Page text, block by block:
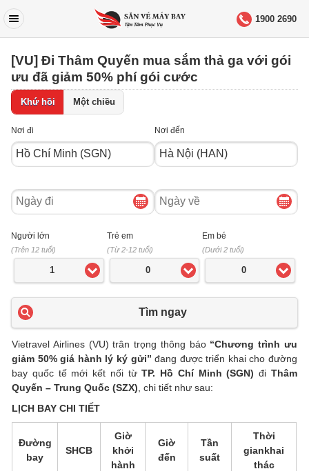
1900 2690
[VU] Đi Thâm Quyến mua sắm thả ga với gói
ưu đã giảm 50% phí gói cước
Khứ hồi Một chiều
Nơi đi Nơi đến
Ngày
đi
Ngày
về
Người lớn
(Trên 12 tuổi)
1
Trẻ em
(Từ 2-12 tuổi)
0
Em bé
(Dưới 2 tuổi)
0
Tìm ngay
Vietravel Airlines (VU) trân trọng thông báo “Chương trình ưu
giảm 50% giá hành lý ký gửi” đang được triển khai cho đường
bay quốc tế mới kết nối từTP. Hồ Chí Minh (SGN)đi Thâm
Quyến – Trung Quốc (SZX) chi tiết như sau:
LỊCH BAY CHI TIẾT
Đường
bay
SHCB
Giờ
khởi
hành
Giờ
đến
Tần
suất
Thời
giankhai
thác